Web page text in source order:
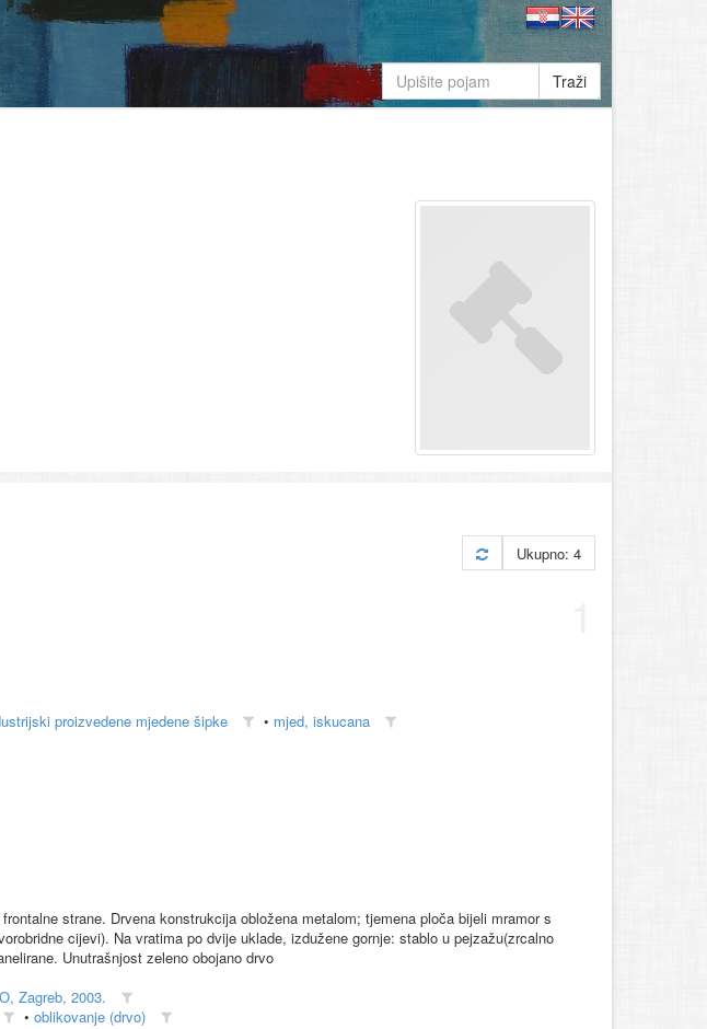
Traži
Ukupno: 4
proizvedene mjedene šipke • mjed, iskucana
strane. Drvena konstrukcija obložena metalom; tjemena ploča bijeli mramor s
cijevi). Na vratima po dvije uklade, izdužene gornje: stablo u pejzažu(zrcalno
Unutrašnjost zeleno obojano drvo
Zagreb, 2003.
• oblikovanje (drvo)